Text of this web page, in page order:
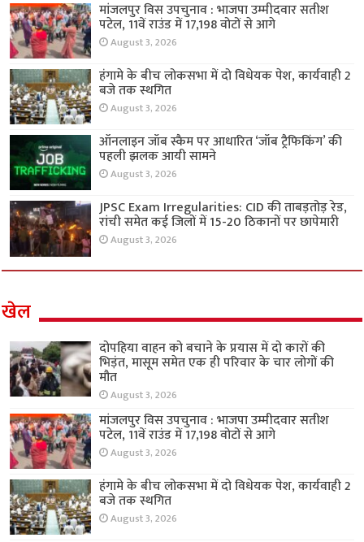
मांजलपुर विस उपचुनाव : भाजपा उम्मीदवार सतीश
पटेल, 11वें राउंड में 17,198 वोटों से आगे
August 3, 2026
हंगामे के बीच लोकसभा में दो विधेयक पेश, कार्यवाही 2
बजे तक स्थगित
August 3, 2026
ऑनलाइन जॉब स्कैम पर आधारित ‘जॉब ट्रैफिकिंग’ की
पहली झलक आयी सामने
August 3, 2026
JPSC Exam Irregularities: CID की ताबड़तोड़ रेड,
रांची समेत कई जिलों में 15-20 ठिकानों पर छापेमारी
August 3, 2026
खेल
दोपहिया वाहन को बचाने के प्रयास में दो कारों की
भिड़ंत, मासूम समेत एक ही परिवार के चार लोगों की
मौत
August 3, 2026
मांजलपुर विस उपचुनाव : भाजपा उम्मीदवार सतीश
पटेल, 11वें राउंड में 17,198 वोटों से आगे
August 3, 2026
हंगामे के बीच लोकसभा में दो विधेयक पेश, कार्यवाही 2
बजे तक स्थगित
August 3, 2026